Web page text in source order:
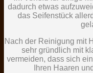
dadurch etwas
das Seifenstück
Nach der Reinigung mit
sehr gründlich mit
vermeiden, dass sich
Ihren Haaren